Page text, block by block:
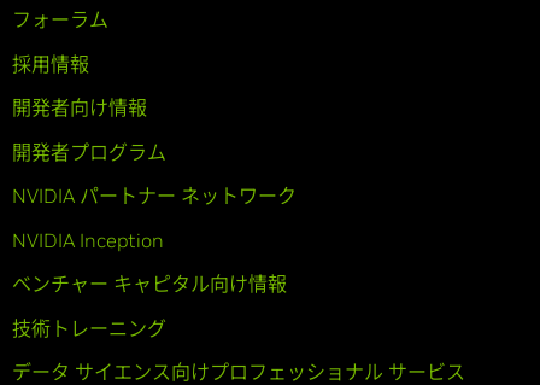
フォーラム
採用情報
開発者向け情報
開発者プログラム
NVIDIA パートナー ネットワーク
NVIDIA Inception
ベンチャー キャピタル向け情報
技術トレーニング
データ サイエンス向けプロフェッショナル サービス